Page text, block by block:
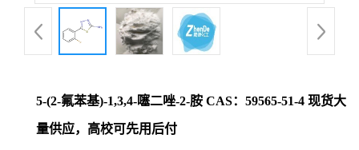
5-(2-氟苯基)-1,3,4-噻二唑-2-胺 CAS：59565-51-4 现货大
量供应，高校可先用后付